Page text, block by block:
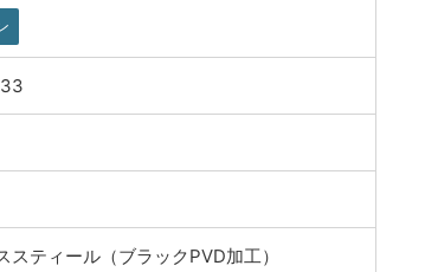
スティール（ブラックPVD加工）